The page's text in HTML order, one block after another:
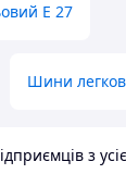
E 27
Шини
з